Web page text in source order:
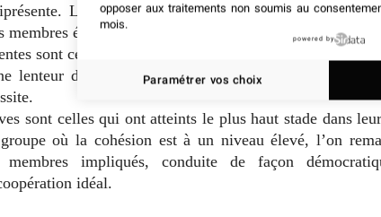
Les décisions sont prises de façon
membres éminents (ou qui croient l’être).
sont celles dont les membres sont peu en accord,
lenteur dans les prises de décision et la réalisation
sont celles qui ont atteints le plus haut stade dans
où la cohésion est à un niveau élevé, l’on
membres impliqués, conduite de façon
idéal.
opposer aux traitements non soumis au
mois.
powered by
Paramétrer vos choix